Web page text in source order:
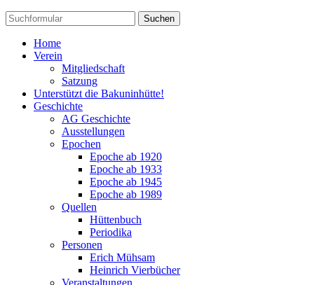
Suchen
Home
Verein
Mitgliedschaft
Satzung
Unterstützt die Bakuninhütte!
Geschichte
AG Geschichte
Ausstellungen
Epochen
Epoche ab 1920
Epoche ab 1933
Epoche ab 1945
Epoche ab 1989
Quellen
Hüttenbuch
Periodika
Personen
Erich Mühsam
Heinrich Vierbücher
Veranstaltungen